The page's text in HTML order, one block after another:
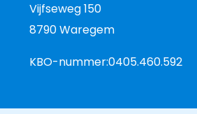
Vijfseweg 150
8790 Waregem
KBO-nummer:0405.460.592